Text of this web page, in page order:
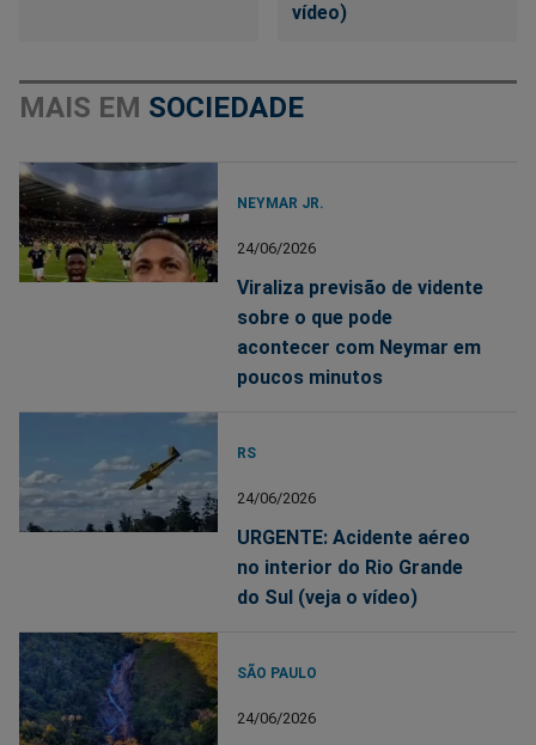
vídeo)
MAIS EM SOCIEDADE
NEYMAR JR.
24/06/2026
Viraliza previsão de vidente
sobre o que pode
acontecer com Neymar em
poucos minutos
RS
24/06/2026
URGENTE: Acidente aéreo
no interior do Rio Grande
do Sul (veja o vídeo)
SÃO PAULO
24/06/2026